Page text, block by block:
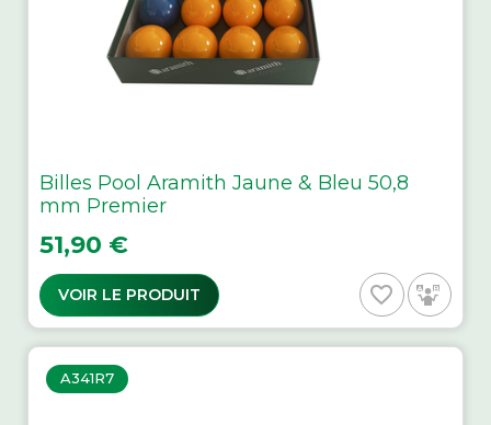
Billes Pool Aramith Jaune & Bleu 50,8
mm Premier
Prix
51,90 €
VOIR LE PRODUIT favorite_border
A341R7